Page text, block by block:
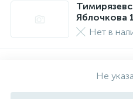
Яблочкова
Нет в
Не